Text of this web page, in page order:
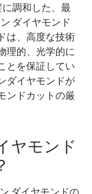
に調和した、最
ダイヤモンド
は、高度な技術
理的、光学的に
とを保証してい
ダイヤモンドが
ンドカットの厳
ヤモンド